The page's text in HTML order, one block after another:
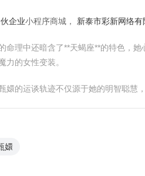
企业小程序商城， 新泰市彩新网络有
命理中还暗含了**天蝎座**的特色，
力的女性变装。
嬛的运谈轨迹不仅源于她的明智聪慧
嬛